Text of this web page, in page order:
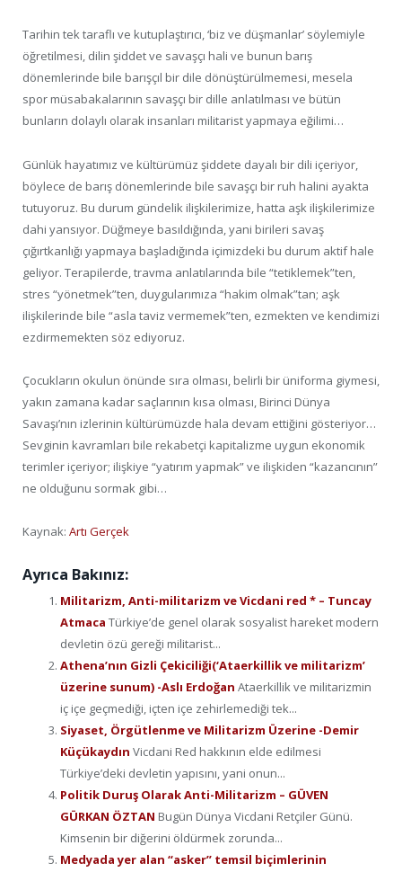
Tarihin tek taraflı ve kutuplaştırıcı, ‘biz ve düşmanlar’ söylemiyle
öğretilmesi, dilin şiddet ve savaşçı hali ve bunun barış
dönemlerinde bile barışçıl bir dile dönüştürülmemesi, mesela
spor müsabakalarının savaşçı bir dille anlatılması ve bütün
bunların dolaylı olarak insanları militarist yapmaya eğilimi…
Günlük hayatımız ve kültürümüz şiddete dayalı bir dili içeriyor,
böylece de barış dönemlerinde bile savaşçı bir ruh halini ayakta
tutuyoruz. Bu durum gündelik ilişkilerimize, hatta aşk ilişkilerimize
dahi yansıyor. Düğmeye basıldığında, yani birileri savaş
çığırtkanlığı yapmaya başladığında içimizdeki bu durum aktif hale
geliyor. Terapilerde, travma anlatılarında bile “tetiklemek”ten,
stres “yönetmek”ten, duygularımıza “hakim olmak”tan; aşk
ilişkilerinde bile “asla taviz vermemek”ten, ezmekten ve kendimizi
ezdirmemekten söz ediyoruz.
Çocukların okulun önünde sıra olması, belirli bir üniforma giymesi,
yakın zamana kadar saçlarının kısa olması, Birinci Dünya
Savaşı’nın izlerinin kültürümüzde hala devam ettiğini gösteriyor…
Sevginin kavramları bile rekabetçi kapitalizme uygun ekonomik
terimler içeriyor; ilişkiye “yatırım yapmak” ve ilişkiden “kazancının”
ne olduğunu sormak gibi…
Kaynak: Artı Gerçek
Ayrıca Bakınız:
Militarizm, Anti-militarizm ve Vicdani red * – Tuncay
Atmaca Türkiye’de genel olarak sosyalist hareket modern
devletin özü gereği militarist...
Athena’nın Gizli Çekiciliği(‘Ataerkillik ve militarizm’
üzerine sunum) -Aslı Erdoğan Ataerkillik ve militarizmin
iç içe geçmediği, içten içe zehirlemediği tek...
Siyaset, Örgütlenme ve Militarizm Üzerine -Demir
Küçükaydın Vicdani Red hakkının elde edilmesi
Türkiye’deki devletin yapısını, yani onun...
Politik Duruş Olarak Anti-Militarizm – GÜVEN
GÜRKAN ÖZTAN Bugün Dünya Vicdani Retçiler Günü.
Kimsenin bir diğerini öldürmek zorunda...
Medyada yer alan “asker” temsil biçimlerinin